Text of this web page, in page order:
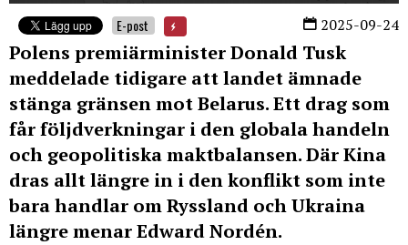
2025-09-24
E-post
Polens premiärminister Donald Tusk
meddelade tidigare att landet ämnade
stänga gränsen mot Belarus. Ett drag som
får följdverkningar i den globala handeln
och geopolitiska maktbalansen. Där Kina
dras allt längre in i den konflikt som inte
bara handlar om Ryssland och Ukraina
längre menar Edward Nordén.